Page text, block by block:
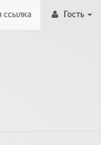
ссылка Гость